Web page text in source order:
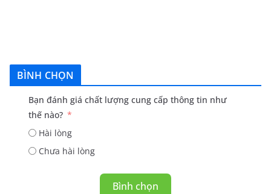
BÌNH CHỌN
Bạn đánh giá chất lượng cung cấp thông tin như
thế nào?
Hài lòng
Chưa hài lòng
Bình chọn